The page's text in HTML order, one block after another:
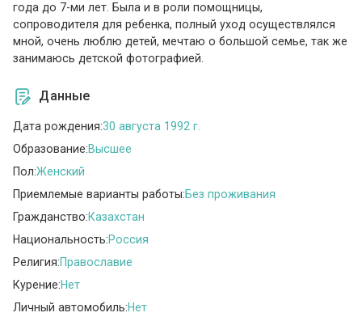
года до 7-ми лет. Была и в роли помощницы,
сопроводителя для ребенка, полный уход осуществлялся
мной, очень люблю детей, мечтаю о большой семье, так же
занимаюсь детской фотографией.
Данные
Дата рождения:30 августа 1992 г.
Образование:Высшее
Пол:Женский
Приемлемые варианты работы:Без проживания
Гражданство:Казахстан
Национальность:Россия
Религия:Православие
Курение:Нет
Личный автомобиль:Нет